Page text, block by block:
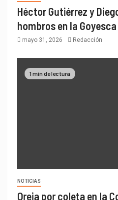
Héctor Gutiérrez y
hombros en la
mayo 31, 2026 Redacción
1 min de lectura
NOTICIAS
Oreja por coleta en la